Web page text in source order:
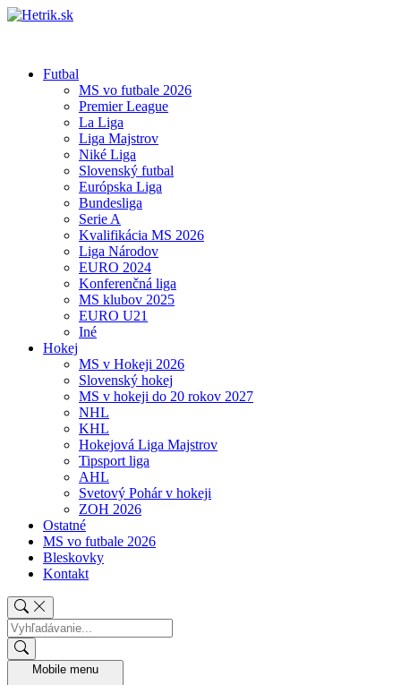
Futbal
MS vo futbale 2026
Premier League
La Liga
Liga Majstrov
Niké Liga
Slovenský futbal
Európska Liga
Bundesliga
Serie A
Kvalifikácia MS 2026
Liga Národov
EURO 2024
Konferenčná liga
MS klubov 2025
EURO U21
Iné
Hokej
MS v Hokeji 2026
Slovenský hokej
MS v hokeji do 20 rokov 2027
NHL
KHL
Hokejová Liga Majstrov
Tipsport liga
AHL
Svetový Pohár v hokeji
ZOH 2026
Ostatné
MS vo futbale 2026
Bleskovky
Kontakt
Mobile menu